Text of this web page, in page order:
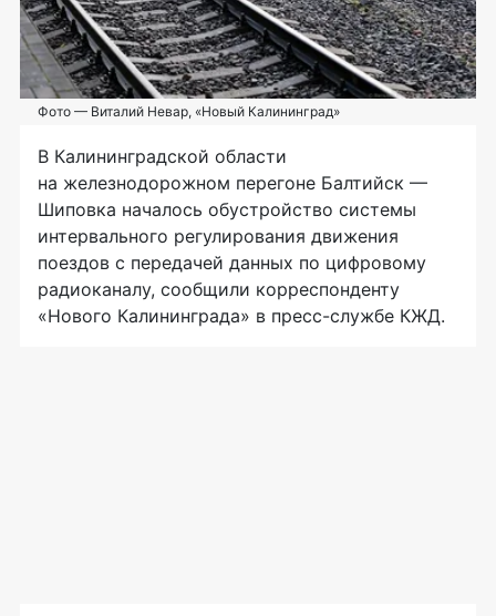
Фото — Виталий Невар, «Новый Калининград»
В Калининградской области
на железнодорожном перегоне Балтийск —
Шиповка началось обустройство системы
интервального регулирования движения
поездов с передачей данных по цифровому
радиоканалу, сообщили корреспонденту
«Нового Калининграда» в пресс-службе КЖД.